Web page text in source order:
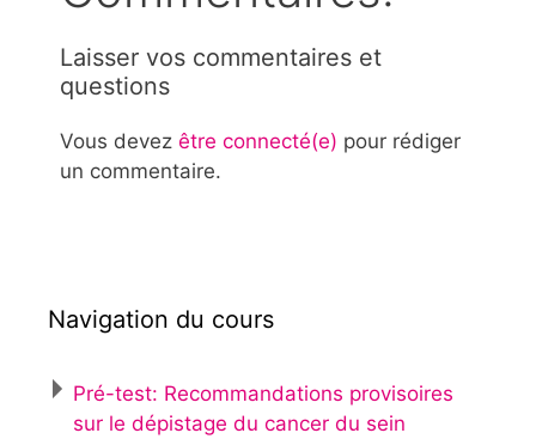
Laisser vos commentaires et
questions
Vous devez être connecté(e) pour rédiger
un commentaire.
Navigation du cours
Pré-test: Recommandations provisoires
sur le dépistage du cancer du sein